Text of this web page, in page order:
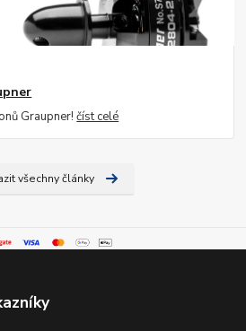
Graupner!číst celé
všechny články